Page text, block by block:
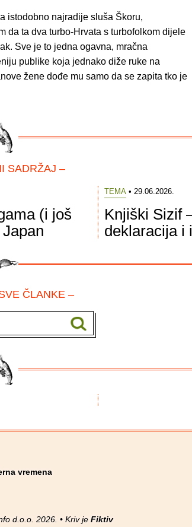
istodobno najradije sluša Škoru,
da ta dva turbo-Hrvata s turbofolkom dijele
Sve je to jedna ogavna, mračna
publike koja jednako diže ruke na
žene dođe mu samo da se zapita tko je
SADRŽAJ –
(i još
TEMA• 29.06.2026.
Knjiški Sizif
deklaracija i
ČLANKE –
vremena
d.o.o. 2026. • Kriv je Fiktiv